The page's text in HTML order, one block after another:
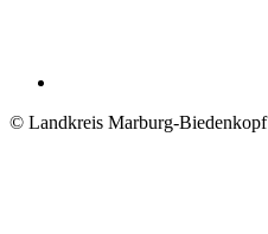
© Landkreis Marburg-Biedenkopf